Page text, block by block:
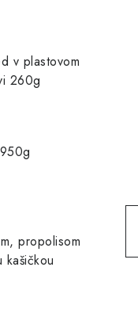
v plastovom
260g
propolisom
kašičkou